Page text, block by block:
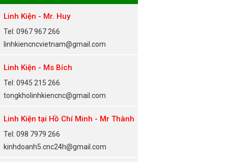
Linh Kiện - Mr. Huy
Tel: 0967 967 266
linhkiencncvietnam@gmail.com
Linh Kiện - Ms Bích
Tel: 0945 215 266
tongkholinhkiencnc@gmail.com
Linh Kiện tại Hồ Chí Minh - Mr Thành
Tel: 098 7979 266
kinhdoanh5.cnc24h@gmail.com